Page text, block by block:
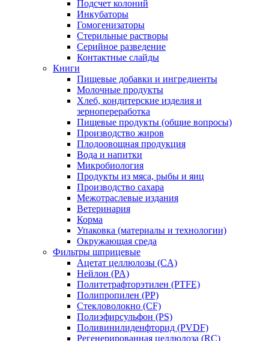
Подсчет колоний
Инкубаторы
Гомогенизаторы
Стерильные растворы
Серийное разведение
Контактные слайды
Книги
Пищевые добавки и ингредиенты
Молочные продукты
Хлеб, кондитерские изделия и
зернопереработка
Пищевые продукты (общие вопросы)
Производство жиров
Плодоовощная продукция
Вода и напитки
Микробиология
Продукты из мяса, рыбы и яиц
Производство сахара
Межотраслевые издания
Ветеринария
Корма
Упаковка (материалы и технологии)
Окружающая среда
Фильтры шприцевые
Ацетат целлюлозы (CA)
Нейлон (PA)
Политетрафторэтилен (PTFE)
Полипропилен (PP)
Стекловолокно (CF)
Полиэфирсульфон (PS)
Поливинилиденфторид (PVDF)
Регенерированная целлюлоза (RC)